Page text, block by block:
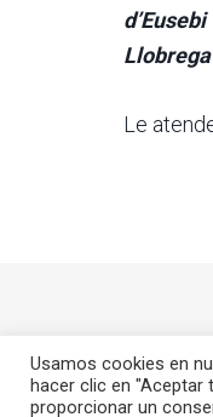
Le
Usamos cookies en
hacer clic en "Aceptar
proporcionar un